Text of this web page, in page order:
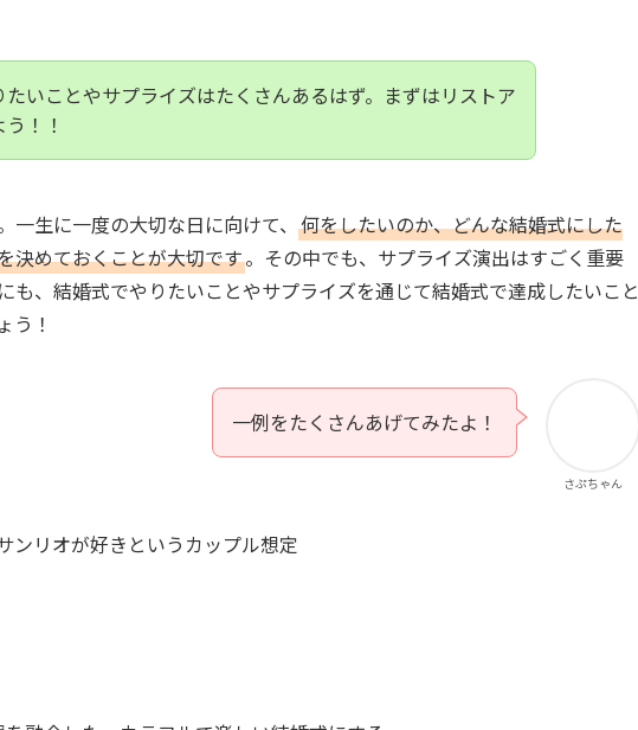
いことやサプライズはたくさんあるはず。まずはリストア
！！
生に一度の大切な日に向けて、 何をしたいのか、どんな結婚式にした
決めておくことが大切です。その中でも、サプライズ演出はすごく重要
も、結婚式でやりたいことやサプライズを通じて結婚式で達成したいこと
う！
さぷちゃん
一例をたくさんあげてみたよ！
ンリオが好きというカップル想定